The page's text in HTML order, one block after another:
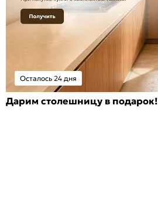
Осталось 24 дня
Дарим столешницу в подарок!